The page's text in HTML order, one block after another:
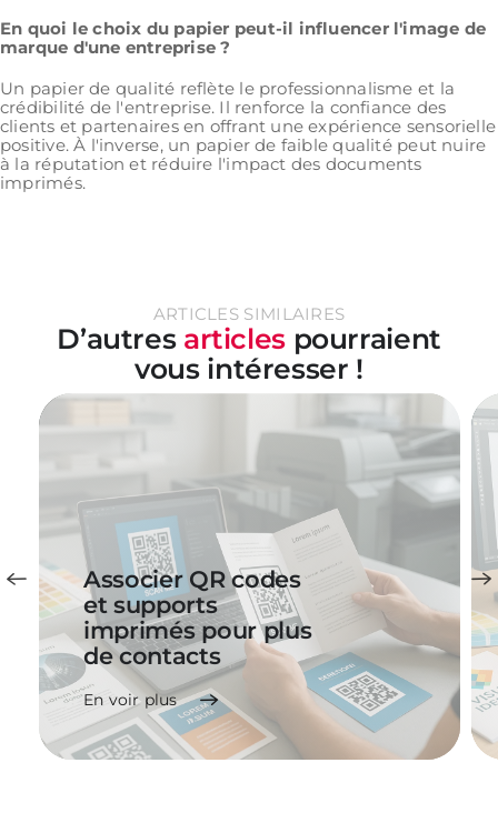
En quoi le choix du papier peut-il influencer l'image de
marque d'une entreprise ?
Un papier de qualité reflète le professionnalisme et la
crédibilité de l'entreprise. Il renforce la confiance des
clients et partenaires en offrant une expérience sensorielle
positive. À l'inverse, un papier de faible qualité peut nuire
à la réputation et réduire l'impact des documents
imprimés.
ARTICLES SIMILAIRES
D’autres articlespourraient
vous intéresser !
Associer QR codes
et supports
imprimés pour plus
de contacts
En voir plus